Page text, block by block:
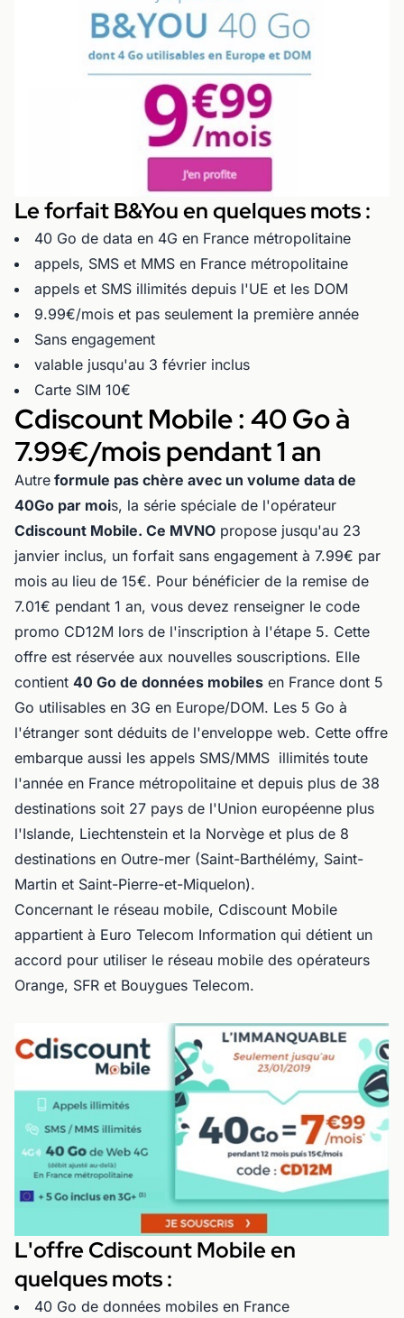
Le forfait B&You en quelques mots :
40 Go de data en 4G en France métropolitaine
appels, SMS et MMS en France métropolitaine
appels et SMS illimités depuis l'UE et les DOM
9.99€/mois et pas seulement la première année
Sans engagement
valable jusqu'au 3 février inclus
Carte SIM 10€
Cdiscount Mobile : 40 Go à
7.99€/mois pendant 1 an
Autre formule pas chère avec un volume data de
40Go par mois, la série spéciale de l'opérateur
Cdiscount Mobile. Ce MVNO propose jusqu'au 23
janvier inclus, un forfait sans engagement à 7.99€ par
mois au lieu de 15€. Pour bénéficier de la remise de
7.01€ pendant 1 an, vous devez renseigner le code
promo CD12M lors de l'inscription à l'étape 5. Cette
offre est réservée aux nouvelles souscriptions. Elle
contient 40 Go de données mobiles en France dont 5
Go utilisables en 3G en Europe/DOM. Les 5 Go à
l'étranger sont déduits de l'enveloppe web. Cette offre
embarque aussi les appels SMS/MMS illimités toute
l'année en France métropolitaine et depuis plus de 38
destinations soit 27 pays de l'Union européenne plus
l'Islande, Liechtenstein et la Norvège et plus de 8
destinations en Outre-mer (Saint-Barthélémy, Saint-
Martin et Saint-Pierre-et-Miquelon).
Concernant le réseau mobile, Cdiscount Mobile
appartient à Euro Telecom Information qui détient un
accord pour utiliser le réseau mobile des opérateurs
Orange, SFR et Bouygues Telecom.
L'offre Cdiscount Mobile en
quelques mots :
40 Go de données mobiles en France